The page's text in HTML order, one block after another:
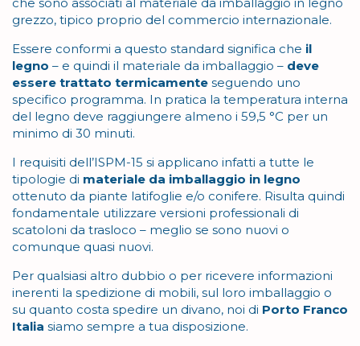
grezzo, tipico proprio del commercio internazionale.
Essere conformi a questo standard significa che il
legno – e quindi il materiale da imballaggio – deve
essere trattato termicamente seguendo uno
specifico programma. In pratica la temperatura interna
del legno deve raggiungere almeno i 59,5 °C per un
minimo di 30 minuti.
I requisiti dell’ISPM-15 si applicano infatti a tutte le
tipologie di materiale da imballaggio in legno
ottenuto da piante latifoglie e/o conifere. Risulta quindi
fondamentale utilizzare versioni professionali di
scatoloni da trasloco – meglio se sono nuovi o
comunque quasi nuovi.
Per qualsiasi altro dubbio o per ricevere informazioni
inerenti la spedizione di mobili, sul loro imballaggio o
su quanto costa spedire un divano, noi di Porto Franco
Italia siamo sempre a tua disposizione.